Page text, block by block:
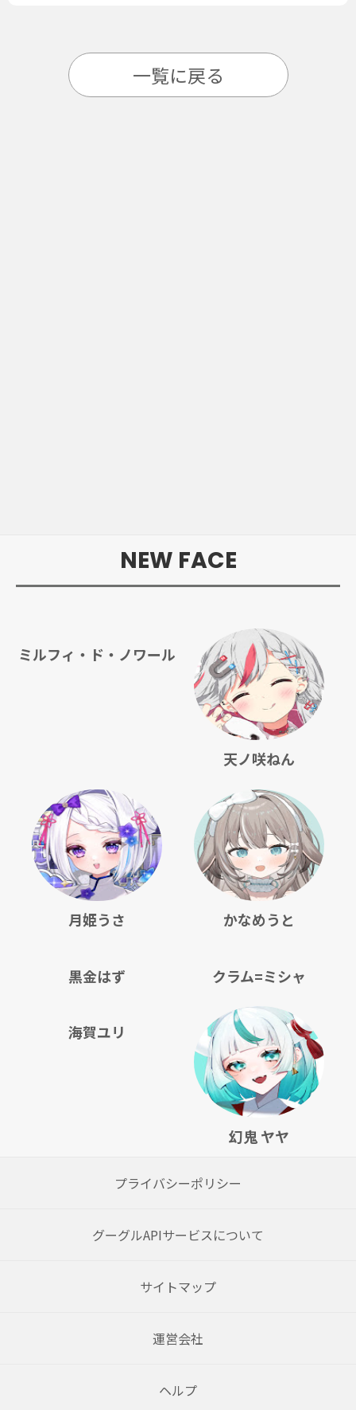
一覧に戻る
NEW FACE
ミルフィ・ド・ノワール
天ノ咲ねん
月姫うさ かなめうと
黒金はず クラム=ミシャ
海賀ユリ
幻鬼 ヤヤ
プライバシーポリシー
グーグルAPIサービスについて
サイトマップ
運営会社
ヘルプ